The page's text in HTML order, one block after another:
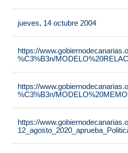
jueves, 14 octubre 2004
https://
%C3%B3n/
https://
%C3%B3n/
https://